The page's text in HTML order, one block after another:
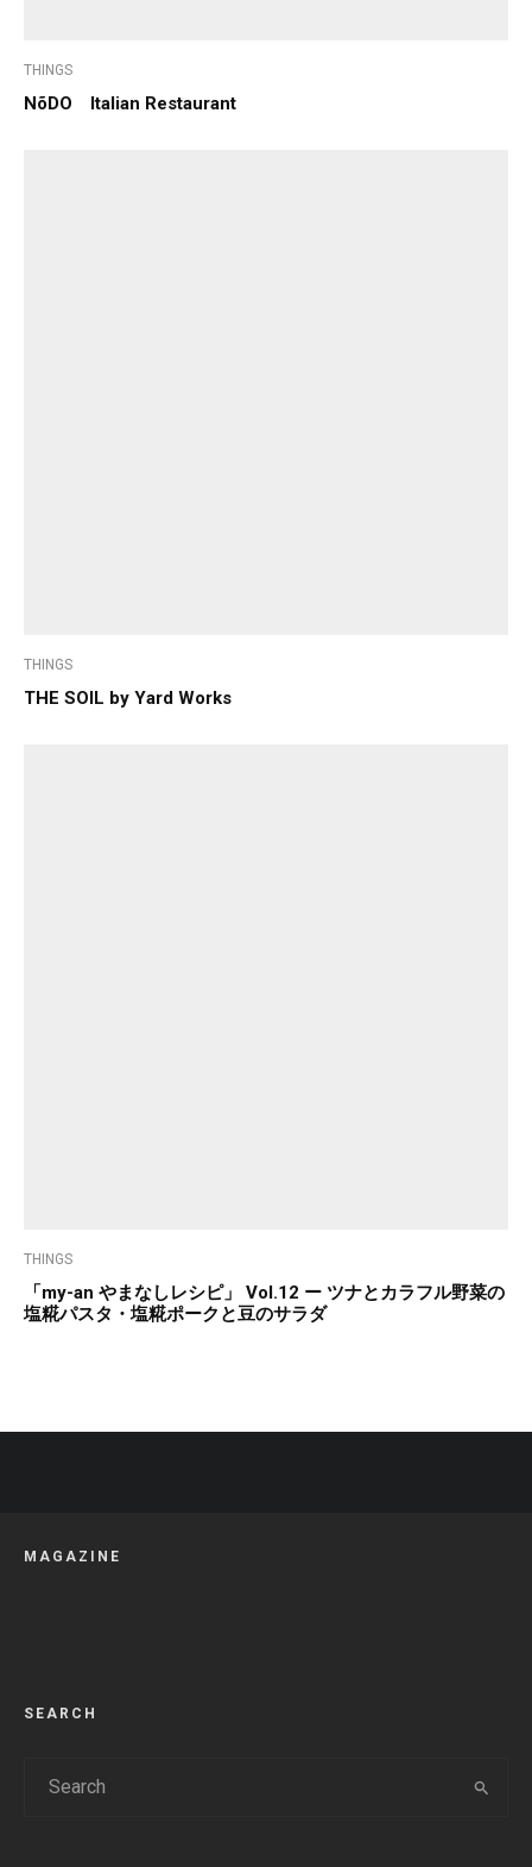
THINGS
NõDO Italian Restaurant
THINGS
THE SOIL by Yard Works
THINGS
「my-an やまなしレシピ」 Vol.12 ー ツナとカラフル野菜の
塩糀パスタ・塩糀ポークと豆のサラダ
MAGAZINE
SEARCH